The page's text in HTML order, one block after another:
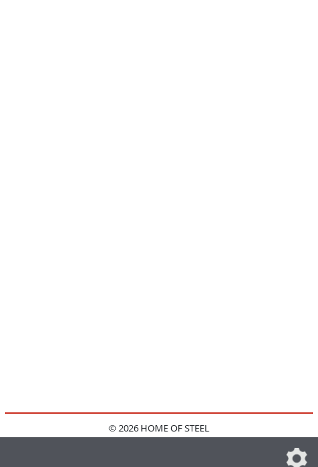
© 2026 HOME OF STEEL
IMPRESSUM